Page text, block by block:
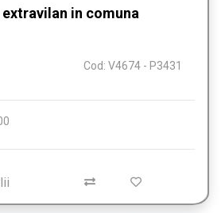
in comuna
Cod: V4674 - P3431